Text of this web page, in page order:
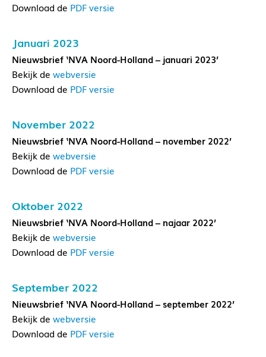
Download de PDF versie
Januari 2023
Nieuwsbrief ‘NVA Noord-Holland – januari 2023’
Bekijk de webversie
Download de PDF versie
November 2022
Nieuwsbrief ‘NVA Noord-Holland – november 2022’
Bekijk de webversie
Download de PDF versie
Oktober 2022
Nieuwsbrief ‘NVA Noord-Holland – najaar 2022’
Bekijk de webversie
Download de PDF versie
September 2022
Nieuwsbrief ‘NVA Noord-Holland – september 2022’
Bekijk de webversie
Download de PDF versie